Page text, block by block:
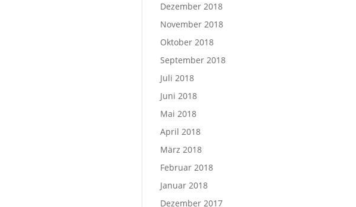
Dezember 2018
November 2018
Oktober 2018
September 2018
Juli 2018
Juni 2018
Mai 2018
April 2018
März 2018
Februar 2018
Januar 2018
Dezember 2017